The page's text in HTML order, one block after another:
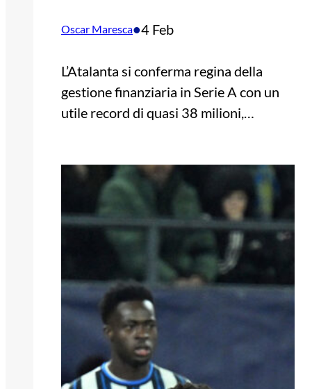
Oscar Maresca•4 Feb
L’Atalanta si conferma regina della
gestione finanziaria in Serie A con un
utile record di quasi 38 milioni,…